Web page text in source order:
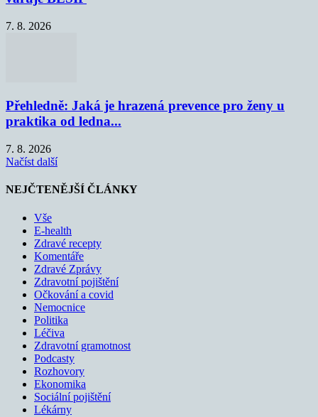
7. 8. 2026
Přehledně: Jaká je hrazená prevence pro ženy u
praktika od ledna...
7. 8. 2026
Načíst další
NEJČTENĚJŠÍ ČLÁNKY
Vše
E-health
Zdravé recepty
Komentáře
Zdravé Zprávy
Zdravotní pojištění
Očkování a covid
Nemocnice
Politika
Léčiva
Zdravotní gramotnost
Podcasty
Rozhovory
Ekonomika
Sociální pojištění
Lékárny